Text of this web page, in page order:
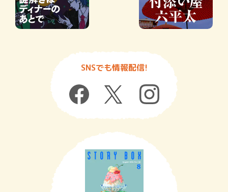
SNSでも情報配信!